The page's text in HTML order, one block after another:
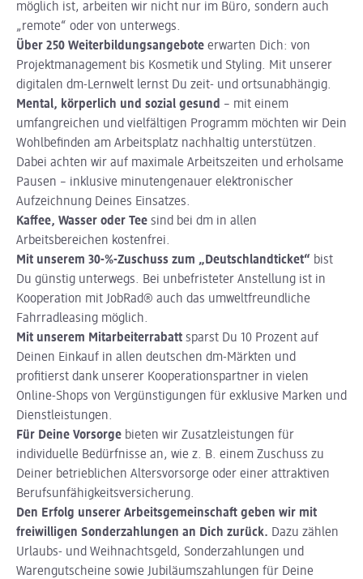
möglich ist, arbeiten wir nicht nur im Büro, sondern auch
„remote“ oder von unterwegs.
Über 250 Weiterbildungsangebote erwarten Dich: von
Projektmanagement bis Kosmetik und Styling. Mit unserer
digitalen dm-Lernwelt lernst Du zeit- und ortsunabhängig.
Mental, körperlich und sozial gesund – mit einem
umfangreichen und vielfältigen Programm möchten wir Dein
Wohlbefinden am Arbeitsplatz nachhaltig unterstützen.
Dabei achten wir auf maximale Arbeitszeiten und erholsame
Pausen – inklusive minutengenauer elektronischer
Aufzeichnung Deines Einsatzes.
Kaffee, Wasser oder Tee sind bei dm in allen
Arbeitsbereichen kostenfrei.
Mit unserem 30-%-Zuschuss zum „Deutschlandticket“ bist
Du günstig unterwegs. Bei unbefristeter Anstellung ist in
Kooperation mit JobRad® auch das umweltfreundliche
Fahrradleasing möglich.
Mit unserem Mitarbeiterrabatt sparst Du 10 Prozent auf
Deinen Einkauf in allen deutschen dm-Märkten und
profitierst dank unserer Kooperationspartner in vielen
Online-Shops von Vergünstigungen für exklusive Marken und
Dienstleistungen.
Für Deine Vorsorge bieten wir Zusatzleistungen für
individuelle Bedürfnisse an, wie z. B. einem Zuschuss zu
Deiner betrieblichen Altersvorsorge oder einer attraktiven
Berufsunfähigkeitsversicherung.
Den Erfolg unserer Arbeitsgemeinschaft geben wir mit
freiwilligen Sonderzahlungen an Dich zurück. Dazu zählen
Urlaubs- und Weihnachtsgeld, Sonderzahlungen und
Warengutscheine sowie Jubiläumszahlungen für Deine